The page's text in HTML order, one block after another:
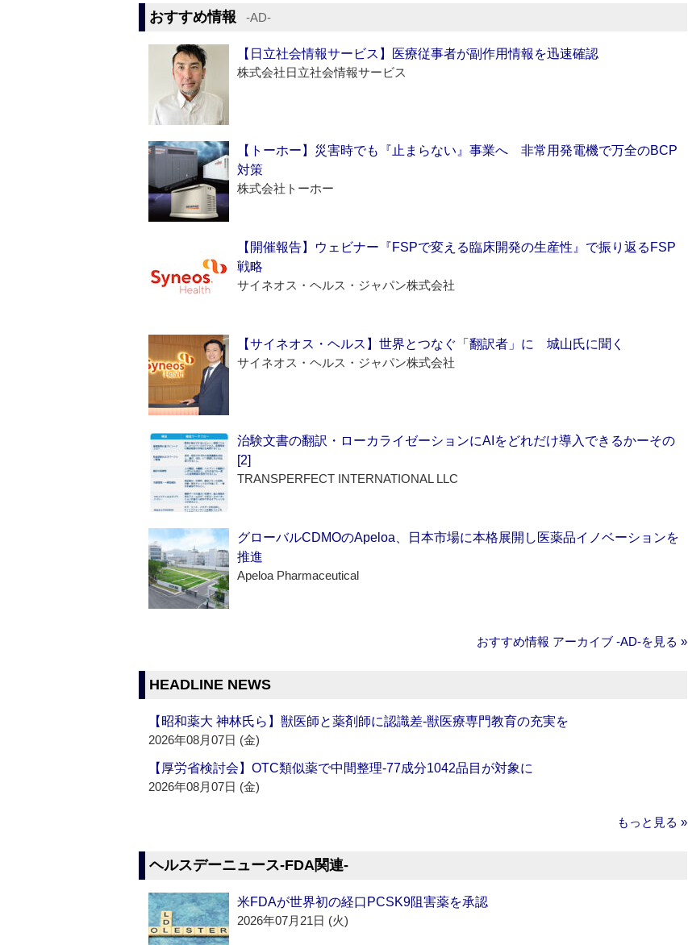
おすすめ情報 ‐AD‐
【日立社会情報サービス】医療従事者が副作用情報を迅速確認
株式会社日立社会情報サービス
【トーホー】災害時でも『止まらない』事業へ 非常用発電機で万全のBCP
対策
株式会社トーホー
【開催報告】ウェビナー『FSPで変える臨床開発の生産性』で振り返るFSP
戦略
サイネオス・ヘルス・ジャパン株式会社
【サイネオス・ヘルス】世界とつなぐ「翻訳者」に 城山氏に聞く
サイネオス・ヘルス・ジャパン株式会社
治験文書の翻訳・ローカライゼーションにAIをどれだけ導入できるかーその
[2]
TRANSPERFECT INTERNATIONAL LLC
グローバルCDMOのApeloa、日本市場に本格展開し医薬品イノベーションを
推進
Apeloa Pharmaceutical
おすすめ情報 アーカイブ ‐AD‐を見る »
HEADLINE NEWS
【昭和薬大 神林氏ら】獣医師と薬剤師に認識差‐獣医療専門教育の充実を
2026年08月07日 (金)
【厚労省検討会】OTC類似薬で中間整理‐77成分1042品目が対象に
2026年08月07日 (金)
もっと見る »
ヘルスデーニュース‐FDA関連‐
米FDAが世界初の経口PCSK9阻害薬を承認
2026年07月21日 (火)